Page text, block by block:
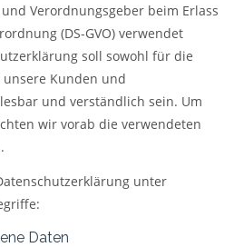
Verordnungsgeber beim Erlass
(DS-GVO) verwendet
soll sowohl für die
Kunden und
und verständlich sein. Um
wir vorab die verwendeten
unter
Daten